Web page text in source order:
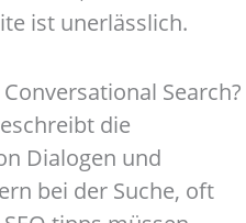
ist unerlässlich.
Search?
die
Dialogen und
bei der Suche, oft